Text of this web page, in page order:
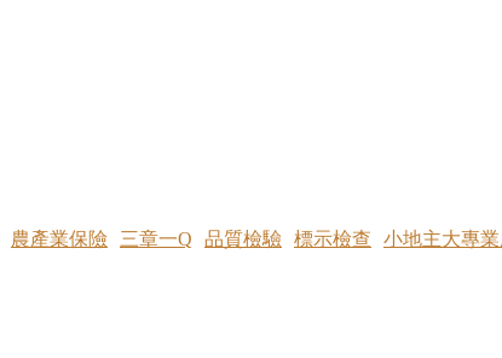
農產業保險 三章一Q 品質檢驗 標示檢查 小地主大專業